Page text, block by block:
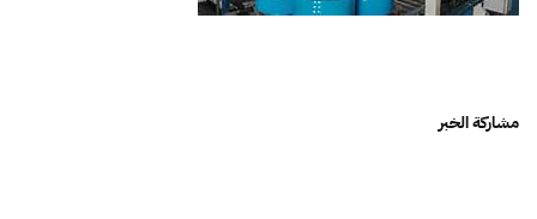
مشاركة الخبر